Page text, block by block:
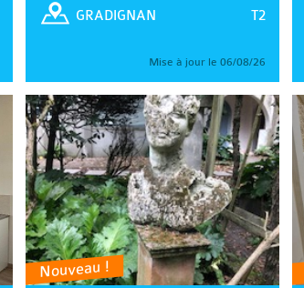
T2
GRADIGNAN
Mise à jour le 06/08/26
Nouveau !